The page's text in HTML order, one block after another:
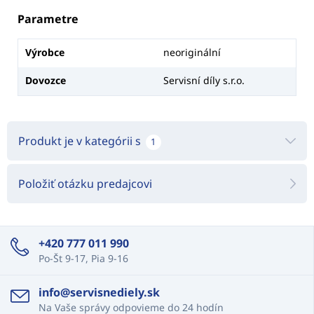
Parametre
Výrobce neoriginální
Dovozce Servisní díly s.r.o.
Produkt je v kategórii s 1
Položiť otázku predajcovi
+420 777 011 990
Po-Št 9-17, Pia 9-16
info@servisnediely.sk
Na Vaše správy odpovieme do 24 hodín